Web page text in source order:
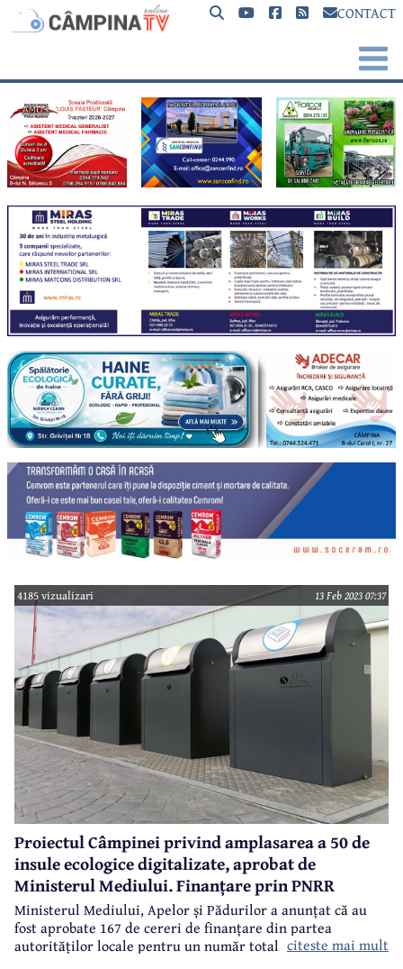
CONTACT
4185 vizualizari 13 Feb 2023 07:37
Proiectul Câmpinei privind amplasarea a 50 de
insule ecologice digitalizate, aprobat de
Ministerul Mediului. Finanțare prin PNRR
Ministerul Mediului, Apelor și Pădurilor a anunțat că au
fost aprobate 167 de cereri de finanțare din partea
autorităților locale pentru un număr total de 8.395 insule
citeste mai mult